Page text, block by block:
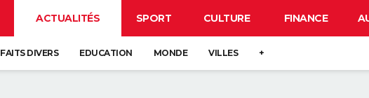
ACTUALITÉS SPORT CULTURE FINANCE
FAITS DIVERS EDUCATION MONDE VILLES +